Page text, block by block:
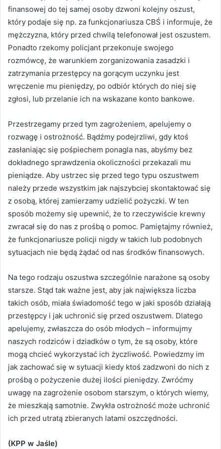
finansowej do tej samej osoby dzwoni kolejny oszust,
który podaje się np. za funkcjonariusza CBŚ i informuje, że
mężczyzna, który przed chwilą telefonował jest oszustem.
Ponadto rzekomy policjant przekonuje swojego
rozmówcę, że warunkiem zorganizowania zasadzki i
zatrzymania przestępcy na gorącym uczynku jest
wręczenie mu pieniędzy, po odbiór których do niej się
zgłosi, lub przelanie ich na wskazane konto bankowe.
Przestrzegamy przed tym zagrożeniem, apelujemy o
rozwagę i ostrożność. Bądźmy podejrzliwi, gdy ktoś
zasłaniając się pośpiechem ponagla nas, abyśmy bez
dokładnego sprawdzenia okoliczności przekazali mu
pieniądze. Aby ustrzec się przed tego typu oszustwem
należy przede wszystkim jak najszybciej skontaktować się
z osobą, której zamierzamy udzielić pożyczki. W ten
sposób możemy się upewnić, że to rzeczywiście krewny
zwracał się do nas z prośbą o pomoc. Pamiętajmy również,
że funkcjonariusze policji nigdy w takich lub podobnych
sytuacjach nie będą żądać od nas środków finansowych.
Na tego rodzaju oszustwa szczególnie narażone są osoby
starsze. Stąd tak ważne jest, aby jak największa liczba
takich osób, miała świadomość tego w jaki sposób działają
przestępcy i jak uchronić się przed oszustwem. Dlatego
apelujemy, zwłaszcza do osób młodych – informujmy
naszych rodziców i dziadków o tym, że są osoby, które
mogą chcieć wykorzystać ich życzliwość. Powiedzmy im
jak zachować się w sytuacji kiedy ktoś zadzwoni do nich z
prośbą o pożyczenie dużej ilości pieniędzy. Zwróćmy
uwagę na zagrożenie osobom starszym, o których wiemy,
że mieszkają samotnie. Zwykła ostrożność może uchronić
ich przed utratą zbieranych latami oszczędności.
(KPP w Jaśle)